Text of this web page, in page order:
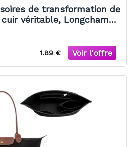
de transformation de
véritable, Longchamp
1.89 €